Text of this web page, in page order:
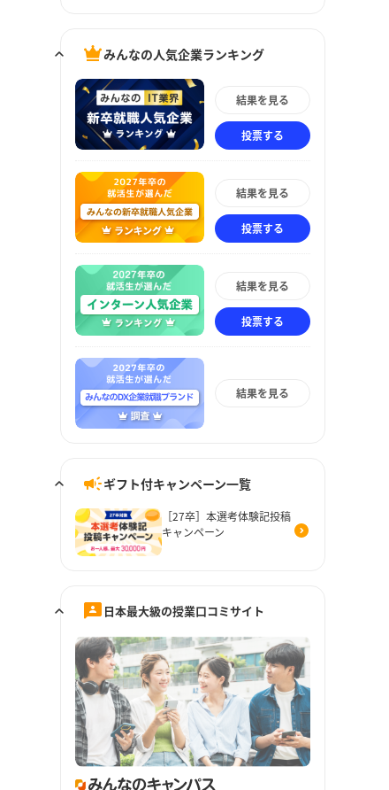
みんなの人気企業ランキング
結果を見る
投票する
結果を見る
投票する
結果を見る
投票する
結果を見る
ギフト付キャンペーン一覧
［27卒］本選考体験記投稿
キャンペーン
日本最大級の授業口コミサイト